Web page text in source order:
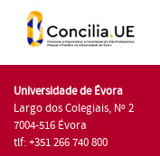
Universidade de Évora
Largo dos Colegiais, Nº 2
7004-516 Évora
tlf: +351 266 740 800